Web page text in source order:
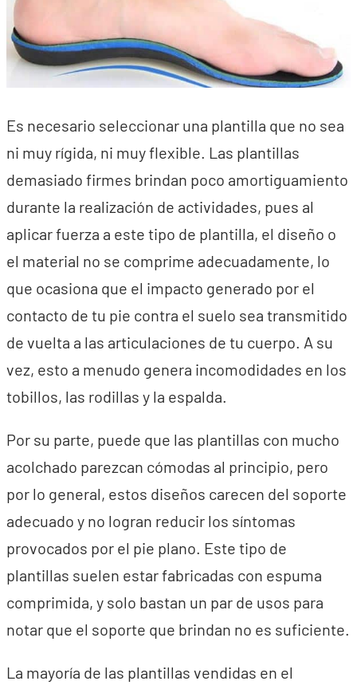
Es necesario seleccionar una plantilla que no sea
ni muy rígida, ni muy flexible. Las plantillas
demasiado firmes brindan poco amortiguamiento
durante la realización de actividades, pues al
aplicar fuerza a este tipo de plantilla, el diseño o
el material no se comprime adecuadamente, lo
que ocasiona que el impacto generado por el
contacto de tu pie contra el suelo sea transmitido
de vuelta a las articulaciones de tu cuerpo. A su
vez, esto a menudo genera incomodidades en los
tobillos, las rodillas y la espalda.
Por su parte, puede que las plantillas con mucho
acolchado parezcan cómodas al principio, pero
por lo general, estos diseños carecen del soporte
adecuado y no logran reducir los síntomas
provocados por el pie plano. Este tipo de
plantillas suelen estar fabricadas con espuma
comprimida, y solo bastan un par de usos para
notar que el soporte que brindan no es suficiente.
La mayoría de las plantillas vendidas en el